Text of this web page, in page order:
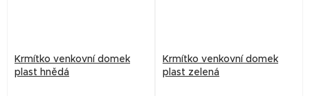
Krmítko venkovní domek
plast hnědá
Krmítko venkovní domek
plast zelená